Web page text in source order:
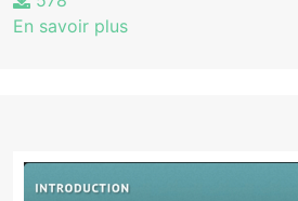
En savoir plus